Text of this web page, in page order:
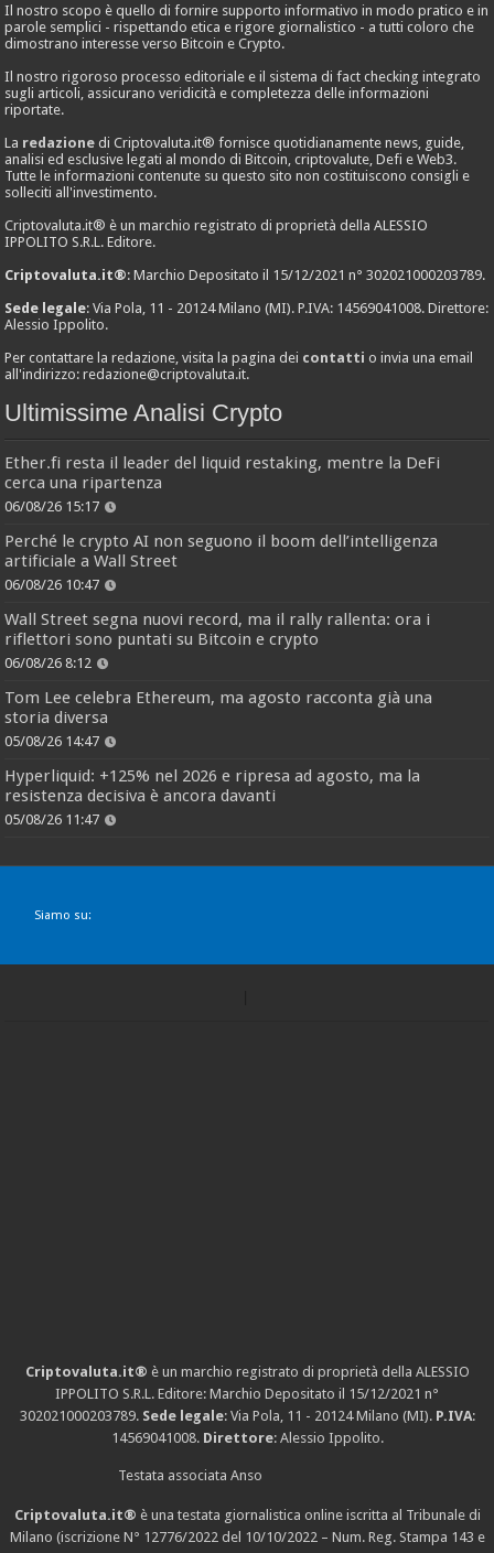
Il nostro scopo è quello di fornire supporto informativo in modo pratico e in
parole semplici - rispettando etica e rigore giornalistico - a tutti coloro che
dimostrano interesse verso Bitcoin e Crypto.
Il nostro rigoroso processo editoriale e il sistema di fact checking integrato
sugli articoli, assicurano veridicità e completezza delle informazioni
riportate.
La redazione di Criptovaluta.it® fornisce quotidianamente news, guide,
analisi ed esclusive legati al mondo di Bitcoin, criptovalute, Defi e Web3.
Tutte le informazioni contenute su questo sito non costituiscono consigli e
solleciti all'investimento.
Criptovaluta.it® è un marchio registrato di proprietà della ALESSIO
IPPOLITO S.R.L. Editore.
Criptovaluta.it®: Marchio Depositato il 15/12/2021 n° 302021000203789.
Sede legale: Via Pola, 11 - 20124 Milano (MI). P.IVA: 14569041008. Direttore:
Alessio Ippolito.
Per contattare la redazione, visita la pagina dei contatti o invia una email
all'indirizzo:redazione@criptovaluta.it.
Ultimissime Analisi Crypto
Ether.fi resta il leader del liquid restaking, mentre la DeFi
cerca una ripartenza
06/08/26 15:17
Perché le crypto AI non seguono il boom dell’intelligenza
artificiale a Wall Street
06/08/26 10:47
Wall Street segna nuovi record, ma il rally rallenta: ora i
riflettori sono puntati su Bitcoin e crypto
06/08/26 8:12
Tom Lee celebra Ethereum, ma agosto racconta già una
storia diversa
05/08/26 14:47
Hyperliquid: +125% nel 2026 e ripresa ad agosto, ma la
resistenza decisiva è ancora davanti
05/08/26 11:47
Siamo su:
Criptovaluta.it® è un marchio registrato di proprietà della ALESSIO
IPPOLITO S.R.L. Editore: Marchio Depositato il 15/12/2021 n°
302021000203789. Sede legale: Via Pola, 11 - 20124 Milano (MI). P.IVA:
14569041008. Direttore: Alessio Ippolito.
Testata associata Anso
Criptovaluta.it® è una testata giornalistica online iscritta al Tribunale di
Milano (iscrizione N° 12776/2022 del 10/10/2022 – Num. Reg. Stampa 143 e